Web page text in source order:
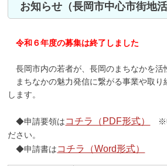
お知らせ（長岡市中心市街地
令和６年度の募集は終了しました
長岡市内の若者が、長岡のまちなかを活
まちなかの魅力発信に繋がる事業や取り
します。
◆申請要領はコチラ（PDF形式）
※
ださい。
◆申請書はコチラ（Word形式）